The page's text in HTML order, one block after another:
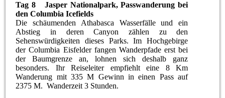
Tag 8 Jasper Nationalpark, Passwanderung bei
den Columbia Icefields
Die schäumenden Athabasca Wasserfälle und ein
Abstieg in deren Canyon zählen zu den
Sehenswürdigkeiten dieses Parks. Im Hochgebirge
der Columbia Eisfelder fangen Wanderpfade erst bei
der Baumgrenze an, lohnen sich deshalb ganz
besonders. Ihr Reiseleiter empfiehlt eine 8 Km
Wanderung mit 335 M Gewinn in einen Pass auf
2375 M. Wanderzeit 3 Stunden.